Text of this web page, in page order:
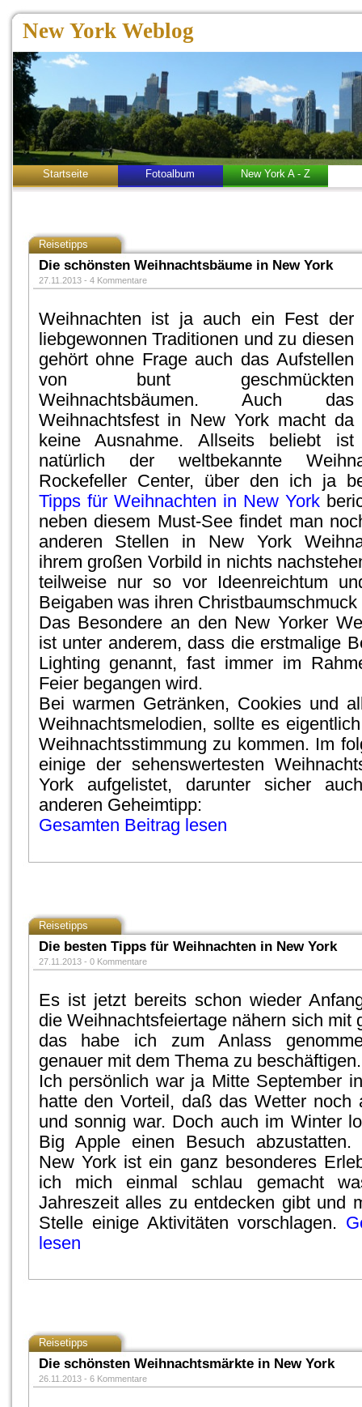
New York Weblog
Startseite Fotoalbum New York A - Z
Reisetipps
Die schönsten Weihnachtsbäume in New York
27.11.2013 - 4 Kommentare
Weihnachten ist ja auch ein Fest der
liebgewonnen Traditionen und zu diesen
gehört ohne Frage auch das Aufstellen
von bunt geschmückten
Weihnachtsbäumen. Auch das
Weihnachtsfest in New York macht da
keine Ausnahme. Allseits beliebt ist
natürlich der weltbekannte
Rockefeller Center, über den ich ja
Tipps für Weihnachten in New York
neben diesem Must-See findet man
anderen Stellen in New York
ihrem großen Vorbild in nichts
teilweise nur so vor Ideenreichtum
Beigaben was ihren Christbaumschmuck
Das Besondere an den New Yorker
ist unter anderem, dass die erstmalige
Lighting genannt, fast immer im
Feier begangen wird.
Bei warmen Getränken, Cookies und
Weihnachtsmelodien, sollte es
Weihnachtsstimmung zu kommen. Im
einige der sehenswertesten
York aufgelistet, darunter sicher
anderen Geheimtipp:
Gesamten Beitrag lesen
Reisetipps
Die besten Tipps für Weihnachten in New York
27.11.2013 - 0 Kommentare
Es ist jetzt bereits schon wieder
die Weihnachtsfeiertage nähern sich mit
das habe ich zum Anlass
genauer mit dem Thema zu beschäftigen.
Ich persönlich war ja Mitte September
hatte den Vorteil, daß das Wetter noch
und sonnig war. Doch auch im Winter
Big Apple einen Besuch abzustatten.
New York ist ein ganz besonderes
ich mich einmal schlau gemacht
Jahreszeit alles zu entdecken gibt und
Stelle einige Aktivitäten vorschlagen.
lesen
Reisetipps
Die schönsten Weihnachtsmärkte in New York
26.11.2013 - 6 Kommentare